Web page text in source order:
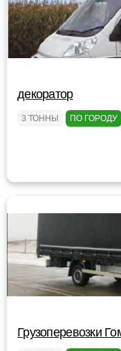
декоратор
3 ТОННЫ ПО ГОРОДУ
Грузоперевозки